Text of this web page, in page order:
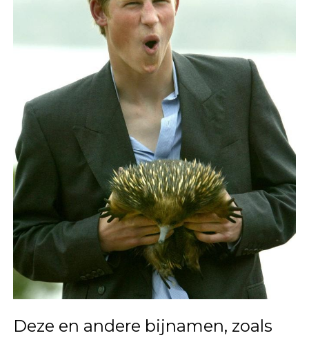
Deze en andere bijnamen, zoals